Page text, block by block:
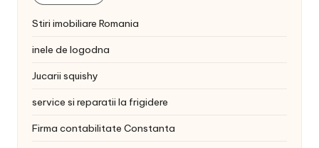
Stiri imobiliare Romania
inele de logodna
Jucarii squishy
service si reparatii la frigidere
Firma contabilitate Constanta